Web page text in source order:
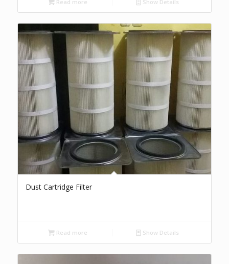
Read more Show Details
Dust Cartridge Filter
Read more Show Details